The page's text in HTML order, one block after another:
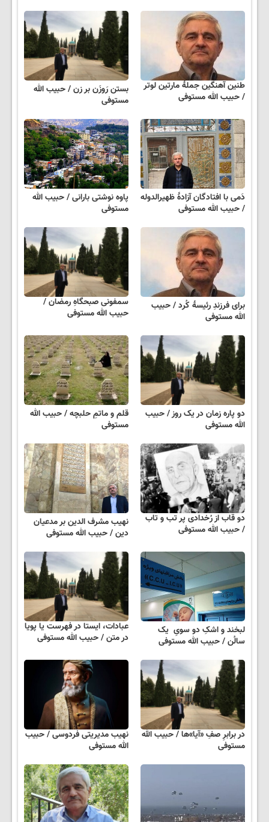
طنین آهنگین جملهٔ مارتین لوتر
/ حبیب الله مستوفی
بستن رَوزَن بر زن / حبیب الله
مستوفی
دَمی با افتادگان آزادهٔ ظهیرالدوله
/ حبیب الله مستوفی
پاوه نوشتی بارانی / حبیب الله
مستوفی
برای فرزندِ رئیسهٔ کُرد / حبیب
الله مستوفی
سمفونی صبحگاهِ رمضان /
حبیب الله مستوفی
دو پاره زمان در یک روز / حبیب
الله مستوفی
قلم و ماتمِ حلبچه / حبیب الله
مستوفی
دو قاب از رُخدادی پر تب و تاب
/ حبیب الله مستوفی
نهیب مشرف الدین بر مدعیان
دین / حبیب الله مستوفی
لبخند و اشکِ دو سویِ یک
سالُن / حبیب الله مستوفی
عبادات، ایستا در فهرست یا پویا
در متن / حبیب الله مستوفی
در برابرِ صفِ «آیا»ها / حبیب الله
مستوفی
نهیب مدیریتی فردوسی / حبیب
الله مستوفی